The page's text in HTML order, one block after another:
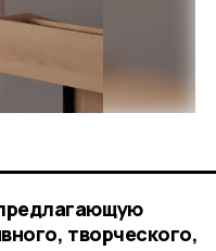
творческого,